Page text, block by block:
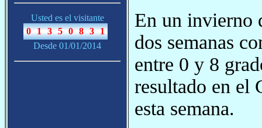
Usted es el visitante
Desde 01/01/2014
En un invierno
dos semanas
entre 0 y 8
resultado en el
esta semana.